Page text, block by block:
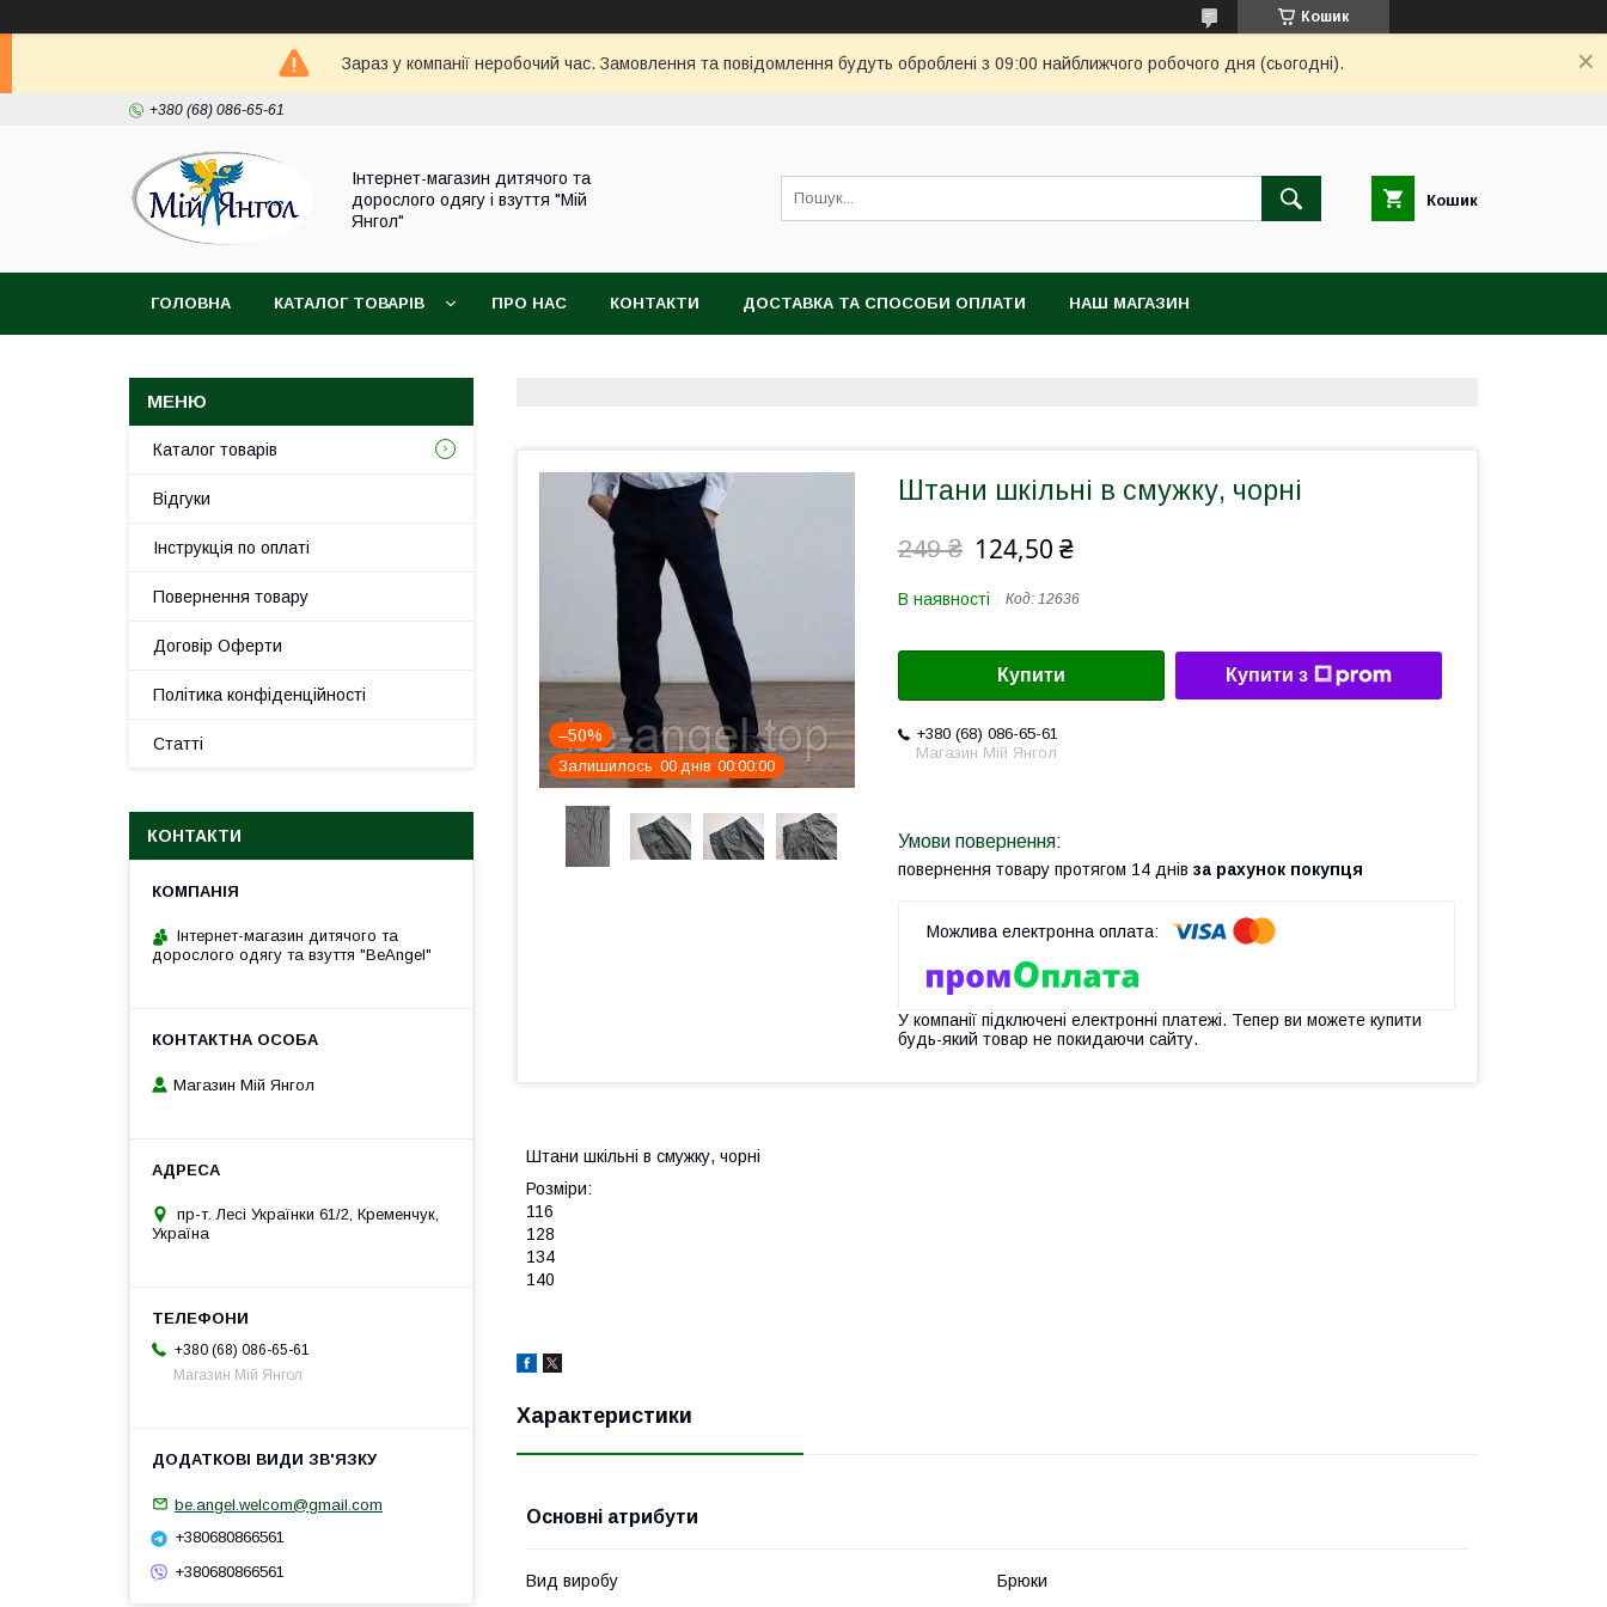
Кошик
Зараз у компанії неробочий час. Замовлення та повідомлення будуть оброблені з 09:00 найближчого робочого дня (сьогодні).
+380 (68) 086-65-61
Інтернет-магазин дитячого та
дорослого одягу і взуття "Мій
Янгол"
Кошик
ГОЛОВНА КАТАЛОГ ТОВАРІВ ПРО НАС КОНТАКТИ ДОСТАВКА ТА СПОСОБИ ОПЛАТИ НАШ МАГАЗИН
–50%
Залишилось 00 днів 00 00 00
Штани шкільні в смужку, чорні
249 ₴ 124,50 ₴
В наявності Код: 12636
Купити Купити з
+380 (68) 086-65-61
Магазин Мій Янгол
повернення товару протягом 14 днів за рахунок покупця
У компанії підключені електронні платежі. Тепер ви можете купити
будь-який товар не покидаючи сайту.
Штани шкільні в смужку, чорні
Розміри:
116
128
134
140
Характеристики
Основні атрибути
Вид виробу Брюки
Каталог товарів
Відгуки
Інструкція по оплаті
Повернення товару
Договір Оферти
Політика конфіденційності
Статті
КОНТАКТИ
Інтернет-магазин дитячого та
дорослого одягу та взуття "BeAngel"
Магазин Мій Янгол
пр-т. Лесі Українки 61/2, Кременчук,
Україна
+380 (68) 086-65-61
Магазин Мій Янгол
be.angel.welcom@gmail.com
+380680866561
+380680866561